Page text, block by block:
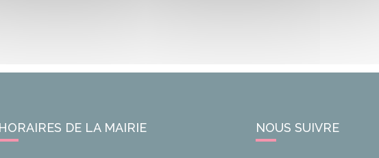
HORAIRES DE LA MAIRIE NOUS SUIVRE